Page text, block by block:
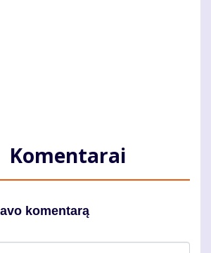
Komentarai
komentarą